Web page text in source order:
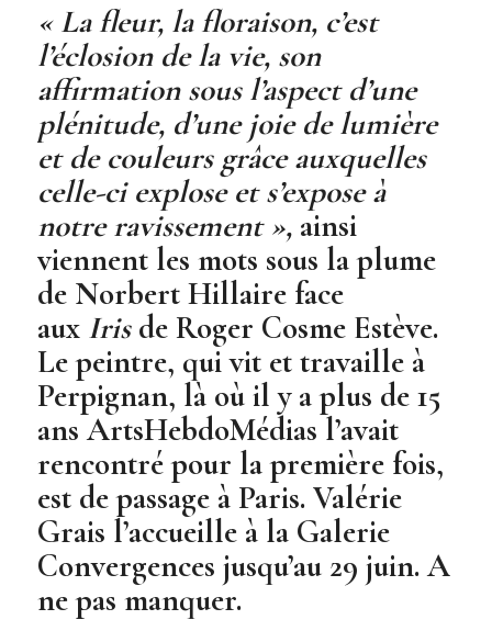
« La fleur, la floraison, c’est
l’éclosion de la vie, son
affirmation sous l’aspect d’une
plénitude, d’une joie de lumière
et de couleurs grâce auxquelles
celle-ci explose et s’expose à
notre ravissement »,ainsi
viennent les mots sous la plume
de Norbert Hillaire face
aux Irisde Roger Cosme Estève.
Le peintre, qui vit et travaille à
Perpignan, là où il y a plus de 15
ans ArtsHebdoMédias l’avait
rencontré pour la première fois,
est de passage à Paris. Valérie
Grais l’accueille à la Galerie
Convergences jusqu’au 29 juin. A
ne pas manquer.